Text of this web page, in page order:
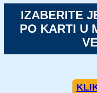
IZABERITE
PO KARTI U